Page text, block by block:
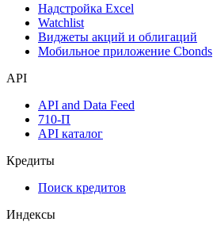
Надстройка Excel
Watchlist
Виджеты акций и облигаций
Мобильное приложение Cbonds
API
API and Data Feed
710-П
API каталог
Кредиты
Поиск кредитов
Индексы